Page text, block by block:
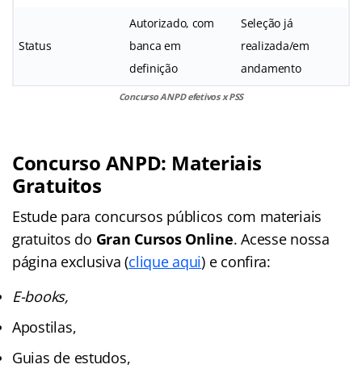
Status
Autorizado, com
banca em
definição
Seleção já
realizada/em
andamento
Concurso ANPD efetivos x PSS
Concurso ANPD: Materiais
Gratuitos
Estude para concursos públicos com materiais
gratuitos do Gran Cursos Online. Acesse nossa
página exclusiva (clique aqui) e confira:
E-books,
Apostilas,
Guias de estudos,